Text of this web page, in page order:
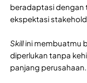
beradaptasi dengan
ekspektasi
Skillini membuatmu
diperlukan tanpa
panjang perusahaan.